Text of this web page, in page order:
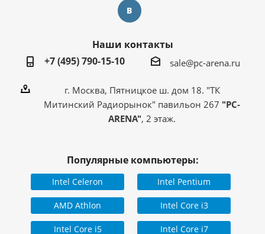
Наши контакты
+7 (495) 790-15-10
sale@pc-arena.ru
г. Москва, Пятницкое ш. дом 18. "ТК
Митинский Радиорынок" павильон 267 "PC-
ARENA", 2 этаж.
Популярные компьютеры:
Intel Celeron Intel Pentium
AMD Athlon Intel Core i3
Intel Core i5 Intel Core i7